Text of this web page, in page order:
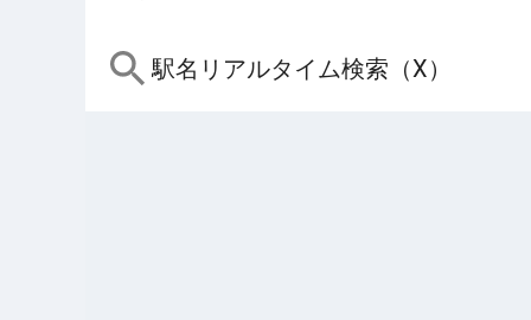
駅名リアルタイム検索（X）